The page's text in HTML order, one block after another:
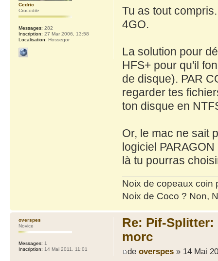
Tu as tout
4GO.
La solution pour
HFS+ pour qu'il
de disque). PAR
regarder tes
ton disque en
Or, le mac ne sait
logiciel
là tu pourras
Noix de copeaux coin
Noix de Coco ? Non,
Cedric
Crocodile
Messages: 282
Inscription: 27 Mar 2006, 13:58
Localisation: Hossegor
Re: Pif-
morc
de overspes» 14 Mai
overspes
Novice
Messages: 1
Inscription: 14 Mai 2011, 11:01